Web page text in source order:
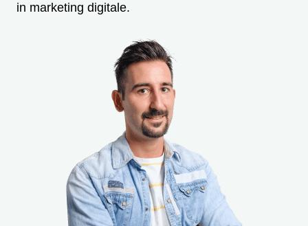
in marketing digitale.